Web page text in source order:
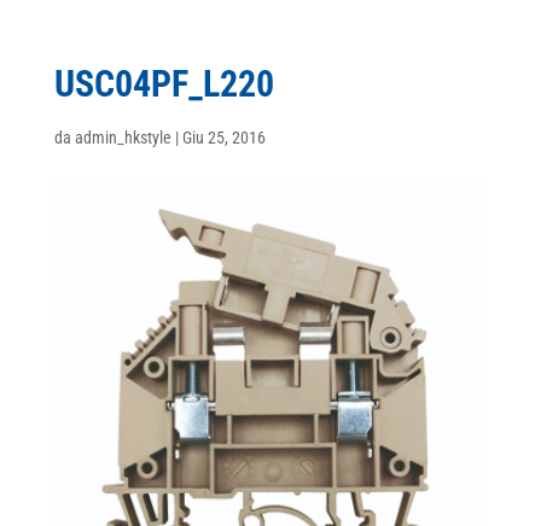
USC04PF_L220
da admin_hkstyle |Giu 25, 2016